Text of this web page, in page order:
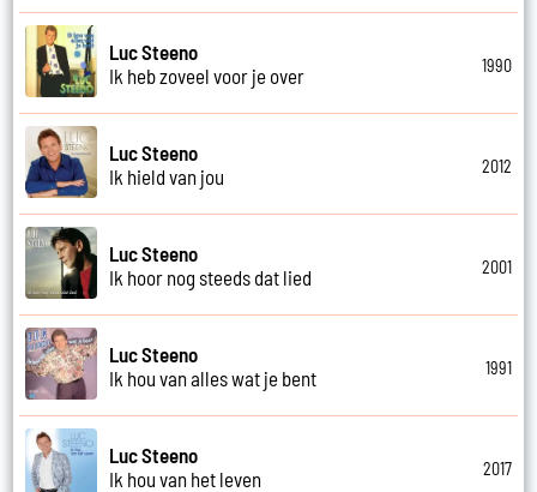
Luc Steeno
Ik heb zoveel voor je over
1990
Luc Steeno
Ik hield van jou
2012
Luc Steeno
Ik hoor nog steeds dat lied
2001
Luc Steeno
Ik hou van alles wat je bent
1991
Luc Steeno
Ik hou van het leven
2017